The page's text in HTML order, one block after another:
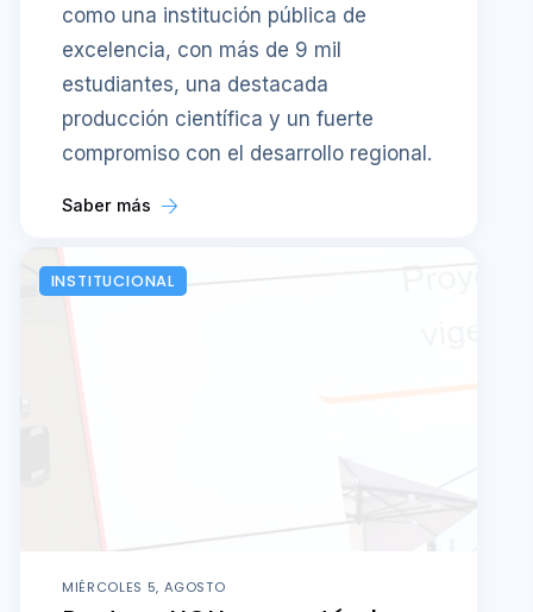
como una institución pública de
excelencia, con más de 9 mil
estudiantes, una destacada
producción científica y un fuerte
compromiso con el desarrollo regional.
Saber más
INSTITUCIONAL
MIÉRCOLES 5, AGOSTO